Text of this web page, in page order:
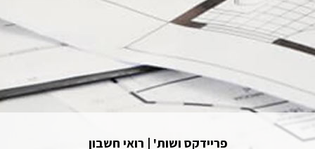
פריידקס ושות' | רואי חשבון